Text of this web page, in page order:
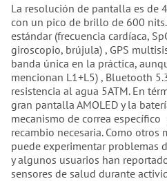
La resolución de pantalla es de
con un pico de brillo de 600
estándar (frecuencia cardíaca,
giroscopio, brújula) , GPS
banda única en la práctica,
mencionan L1+L5) , Bluetooth
resistencia al agua 5ATM. En
gran pantalla AMOLED y la
mecanismo de correa
recambio necesaria. Como otros
puede experimentar problemas
y algunos usuarios han
sensores de salud durante